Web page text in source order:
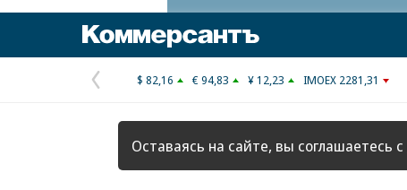
Предыдущая
страница
$ 82,16 € 94,83 ¥ 12,23 IMOEX 2281,31
Оставаясь на сайте, вы соглашаетесь с